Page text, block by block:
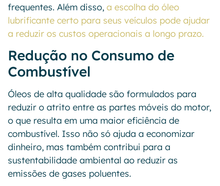
frequentes. Além disso, a escolha do óleo
lubrificante certo para seus veículos pode ajudar
a reduzir os custos operacionais a longo prazo.
Redução no Consumo de
Combustível
Óleos de alta qualidade são formulados para
reduzir o atrito entre as partes móveis do motor,
o que resulta em uma maior eficiência de
combustível. Isso não só ajuda a economizar
dinheiro, mas também contribui para a
sustentabilidade ambiental ao reduzir as
emissões de gases poluentes.